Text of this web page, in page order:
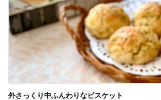
外さっくり中ふんわりなビスケット